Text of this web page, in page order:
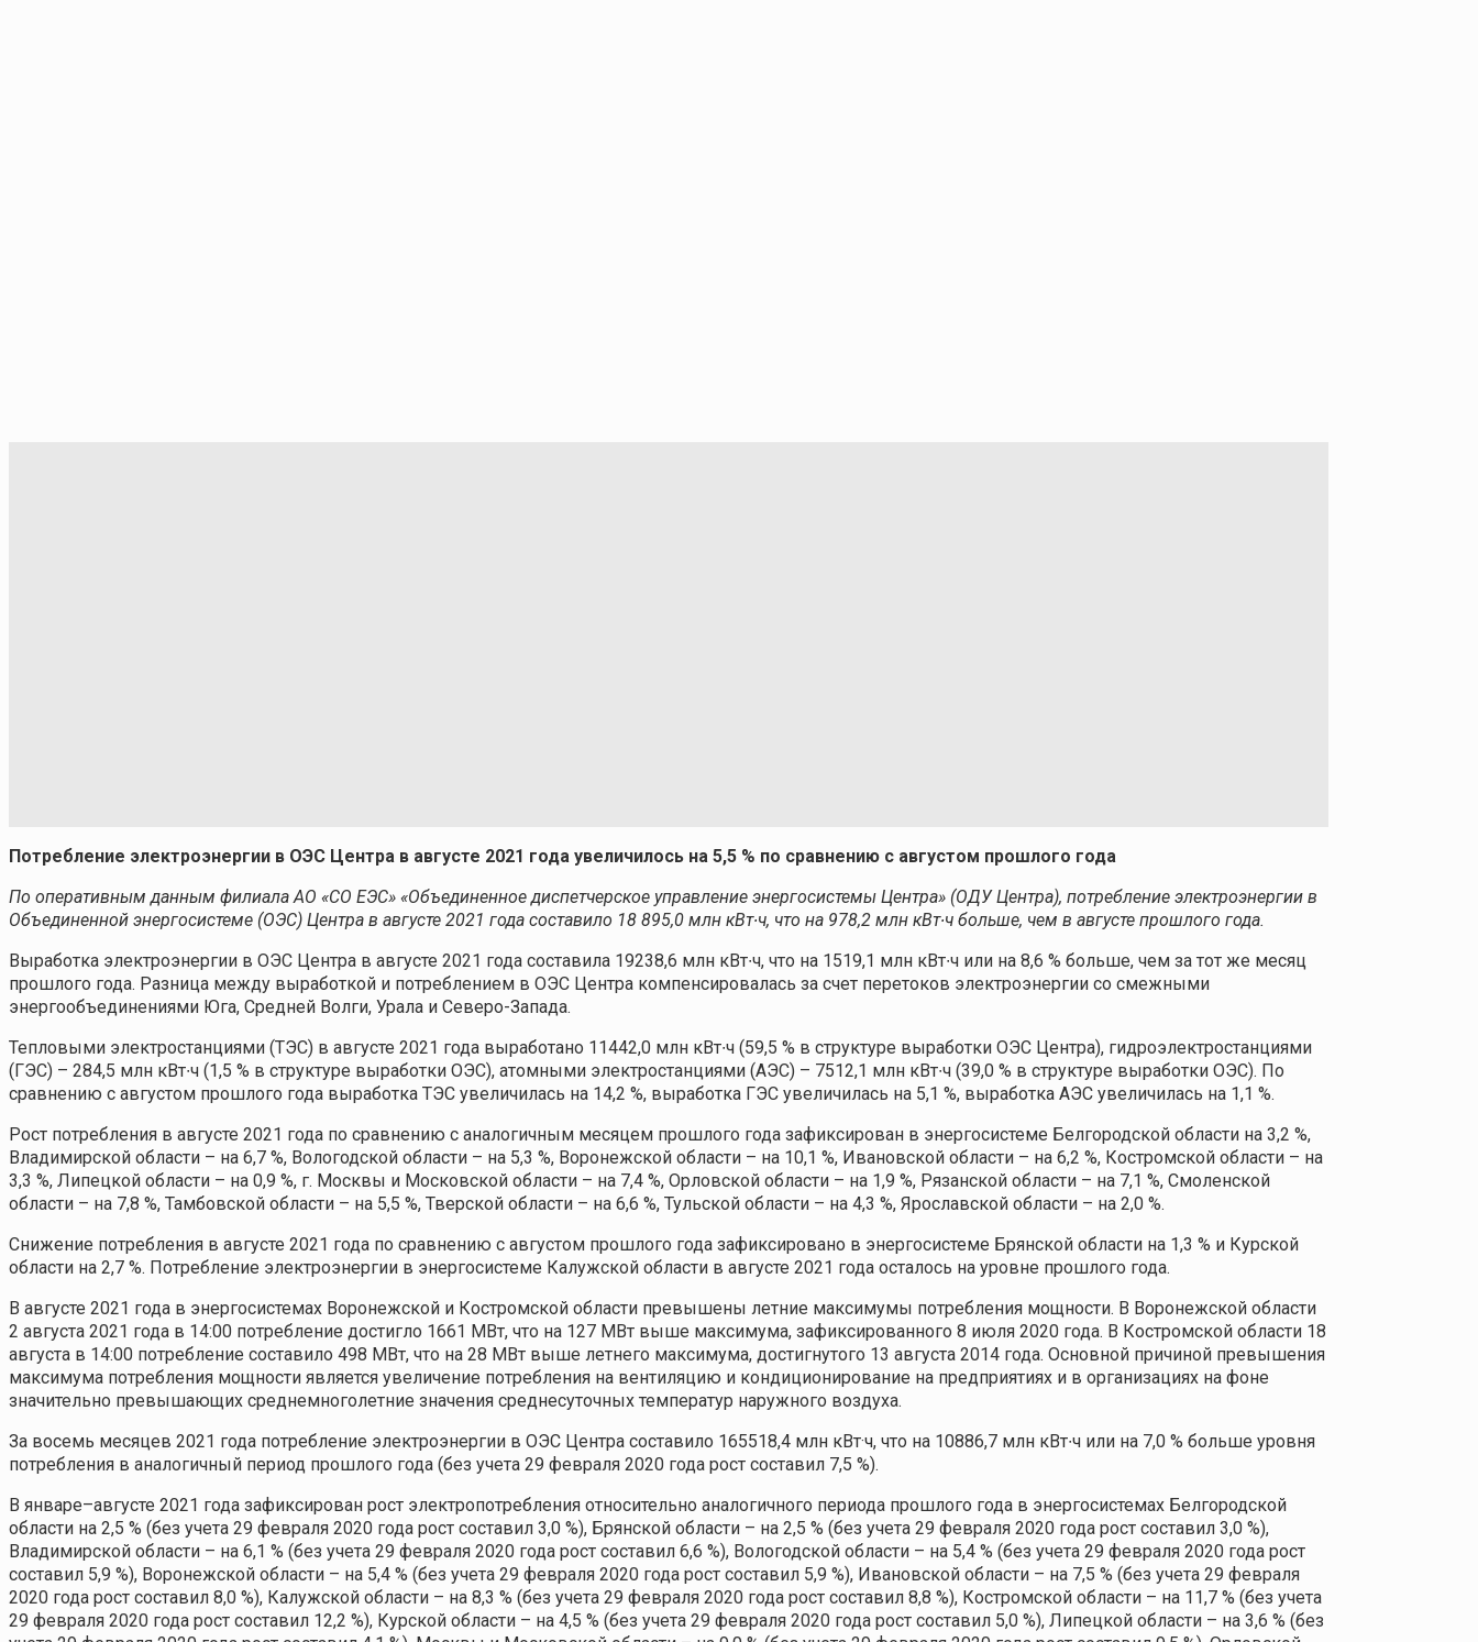
Потребление электроэнергии в ОЭС Центра в августе 2021 года увеличилось на 5,5 % по сравнению с августом прошлого года
По оперативным данным филиала АО «СО ЕЭС» «Объединенное диспетчерское управление энергосистемы Центра» (ОДУ Центра), потребление электроэнергии в
Объединенной энергосистеме (ОЭС) Центра в августе 2021 года составило 18 895,0 млн кВт∙ч, что на 978,2 млн кВт∙ч больше, чем в августе прошлого года.
Выработка электроэнергии в ОЭС Центра в августе 2021 года составила 19238,6 млн кВт∙ч, что на 1519,1 млн кВт∙ч или на 8,6 % больше, чем за тот же месяц
прошлого года. Разница между выработкой и потреблением в ОЭС Центра компенсировалась за счет перетоков электроэнергии со смежными
энергообъединениями Юга, Средней Волги, Урала и Северо-Запада.
Тепловыми электростанциями (ТЭС) в августе 2021 года выработано 11442,0 млн кВт∙ч (59,5 % в структуре выработки ОЭС Центра), гидроэлектростанциями
(ГЭС) – 284,5 млн кВт∙ч (1,5 % в структуре выработки ОЭС), атомными электростанциями (АЭС) – 7512,1 млн кВт∙ч (39,0 % в структуре выработки ОЭС). По
сравнению с августом прошлого года выработка ТЭС увеличилась на 14,2 %, выработка ГЭС увеличилась на 5,1 %, выработка АЭС увеличилась на 1,1 %.
Рост потребления в августе 2021 года по сравнению с аналогичным месяцем прошлого года зафиксирован в энергосистеме Белгородской области на 3,2 %,
Владимирской области – на 6,7 %, Вологодской области – на 5,3 %, Воронежской области – на 10,1 %, Ивановской области – на 6,2 %, Костромской области – на
3,3 %, Липецкой области – на 0,9 %, г. Москвы и Московской области – на 7,4 %, Орловской области – на 1,9 %, Рязанской области – на 7,1 %, Смоленской
области – на 7,8 %, Тамбовской области – на 5,5 %, Тверской области – на 6,6 %, Тульской области – на 4,3 %, Ярославской области – на 2,0 %.
Снижение потребления в августе 2021 года по сравнению с августом прошлого года зафиксировано в энергосистеме Брянской области на 1,3 % и Курской
области на 2,7 %. Потребление электроэнергии в энергосистеме Калужской области в августе 2021 года осталось на уровне прошлого года.
В августе 2021 года в энергосистемах Воронежской и Костромской области превышены летние максимумы потребления мощности. В Воронежской области
2 августа 2021 года в 14:00 потребление достигло 1661 МВт, что на 127 МВт выше максимума, зафиксированного 8 июля 2020 года. В Костромской области 18
августа в 14:00 потребление составило 498 МВт, что на 28 МВт выше летнего максимума, достигнутого 13 августа 2014 года. Основной причиной превышения
максимума потребления мощности является увеличение потребления на вентиляцию и кондиционирование на предприятиях и в организациях на фоне
значительно превышающих среднемноголетние значения среднесуточных температур наружного воздуха.
За восемь месяцев 2021 года потребление электроэнергии в ОЭС Центра составило 165518,4 млн кВт·ч, что на 10886,7 млн кВт∙ч или на 7,0 % больше уровня
потребления в аналогичный период прошлого года (без учета 29 февраля 2020 года рост составил 7,5 %).
В январе–августе 2021 года зафиксирован рост электропотребления относительно аналогичного периода прошлого года в энергосистемах Белгородской
области на 2,5 % (без учета 29 февраля 2020 года рост составил 3,0 %), Брянской области – на 2,5 % (без учета 29 февраля 2020 года рост составил 3,0 %),
Владимирской области – на 6,1 % (без учета 29 февраля 2020 года рост составил 6,6 %), Вологодской области – на 5,4 % (без учета 29 февраля 2020 года рост
составил 5,9 %), Воронежской области – на 5,4 % (без учета 29 февраля 2020 года рост составил 5,9 %), Ивановской области – на 7,5 % (без учета 29 февраля
2020 года рост составил 8,0 %), Калужской области – на 8,3 % (без учета 29 февраля 2020 года рост составил 8,8 %), Костромской области – на 11,7 % (без учета
29 февраля 2020 года рост составил 12,2 %), Курской области – на 4,5 % (без учета 29 февраля 2020 года рост составил 5,0 %), Липецкой области – на 3,6 % (без